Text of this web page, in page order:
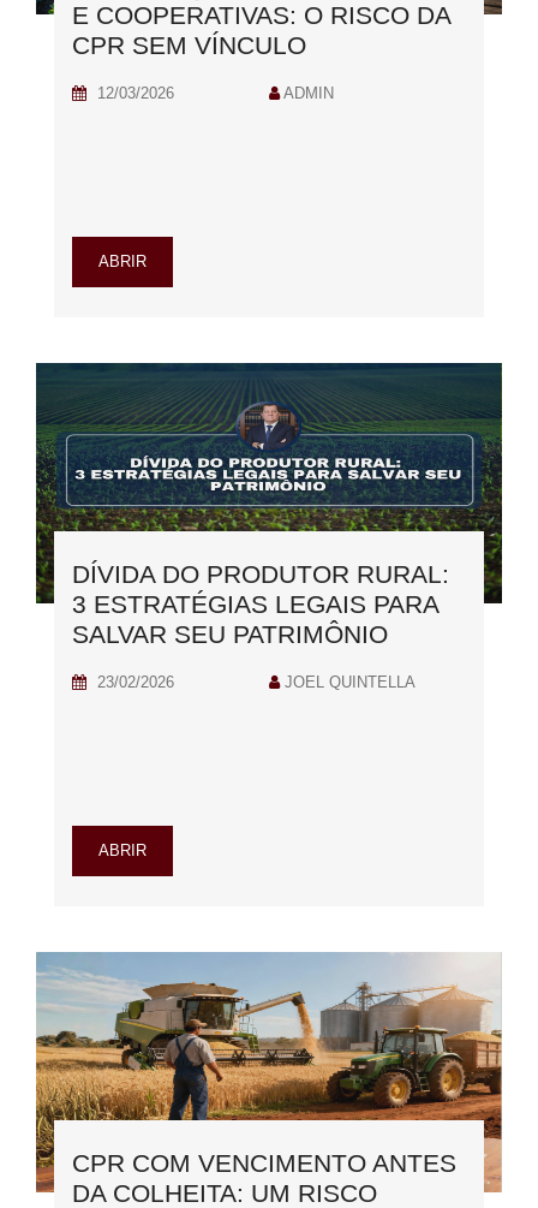
E COOPERATIVAS: O RISCO DA
CPR SEM VÍNCULO
12/03/2026 ADMIN
ABRIR
DÍVIDA DO PRODUTOR RURAL:
3 ESTRATÉGIAS LEGAIS PARA
SALVAR SEU PATRIMÔNIO
23/02/2026 JOEL QUINTELLA
ABRIR
CPR COM VENCIMENTO ANTES
DA COLHEITA: UM RISCO